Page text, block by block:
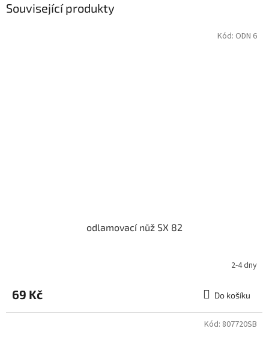
Související produkty
odlamovací nůž SX 82
2-4 dny
69 Kč Do košíku
Kód: ODN 6
Kód: 807720SB